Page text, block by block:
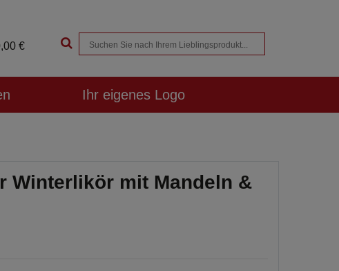
€
Ihr eigenes Logo
Winterlikör mit Mandeln &